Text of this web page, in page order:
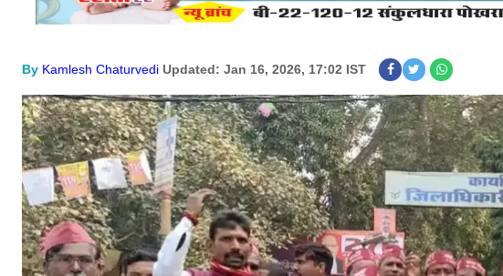
By Kamlesh Chaturvedi Updated: Jan 16, 2026, 17:02 IST